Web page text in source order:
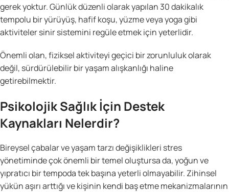
gerek yoktur. Günlük düzenli olarak yapılan 30 dakikalık
tempolu bir yürüyüş, hafif koşu, yüzme veya yoga gibi
aktiviteler sinir sistemini regüle etmek için yeterlidir.
Önemli olan, fiziksel aktiviteyi geçici bir zorunluluk olarak
değil, sürdürülebilir bir yaşam alışkanlığı haline
getirebilmektir.
Psikolojik Sağlık İçin Destek
Kaynakları Nelerdir?
Bireysel çabalar ve yaşam tarzı değişiklikleri stres
yönetiminde çok önemli bir temel oluştursa da, yoğun ve
yıpratıcı bir tempoda tek başına yeterli olmayabilir. Zihinsel
yükün aşırı arttığı ve kişinin kendi baş etme mekanizmalarının